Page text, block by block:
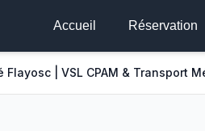
Accueil Réservation
Flayosc | VSL CPAM & Transport